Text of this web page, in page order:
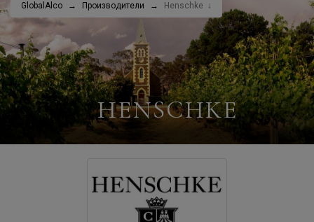
GlobalAlco Производители Henschke
HENSCHKE